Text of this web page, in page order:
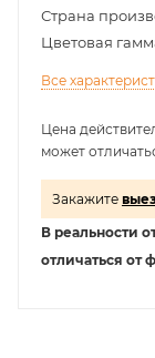
Страна
Цветовая
Все
Цена
может
Закажите
В реальности
отличаться от